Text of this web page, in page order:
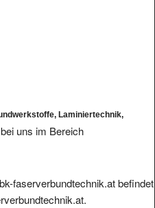
Laminiertechnik,
uns im Bereich
faserverbundtechnik.at befindet